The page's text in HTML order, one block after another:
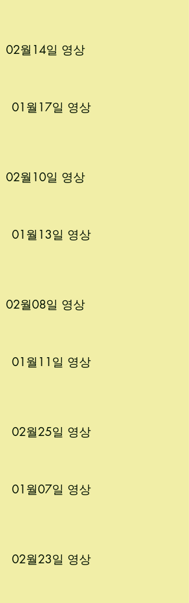
02월23일 영상
02월25일 영상
02월14일 영상
02월10일 영상
02월08일 영상
01월07일 영상
01월11일 영상
01월13일 영상
01월17일 영상